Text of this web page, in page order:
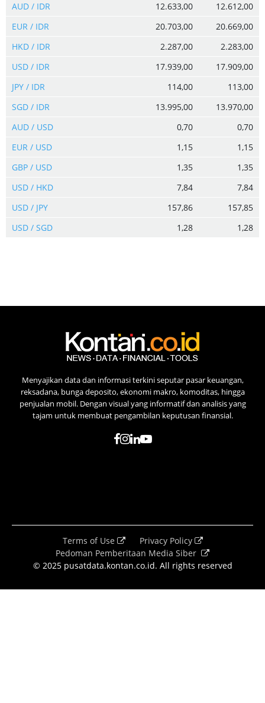
AUD / IDR
12.633,00
12.612,00
EUR / IDR
20.703,00
20.669,00
HKD / IDR
2.287,00
2.283,00
USD / IDR
17.939,00
17.909,00
JPY / IDR
114,00
113,00
SGD / IDR
13.995,00
13.970,00
AUD / USD
0,70
0,70
EUR / USD
1,15
1,15
GBP / USD
1,35
1,35
USD / HKD
7,84
7,84
USD / JPY
157,86
157,85
USD / SGD
1,28 1,28
Menyajikan data dan informasi terkini seputar pasar keuangan,
reksadana, bunga deposito, ekonomi makro, komoditas, hingga
penjualan mobil. Dengan visual yang informatif dan analisis yang
tajam untuk membuat pengambilan keputusan finansial.
Terms of Use
Privacy Policy
Pedoman Pemberitaan Media Siber
© 2025 pusatdata.kontan.co.id. All rights reserved